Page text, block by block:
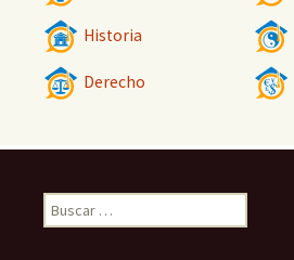
Historia
Derecho
Buscar: